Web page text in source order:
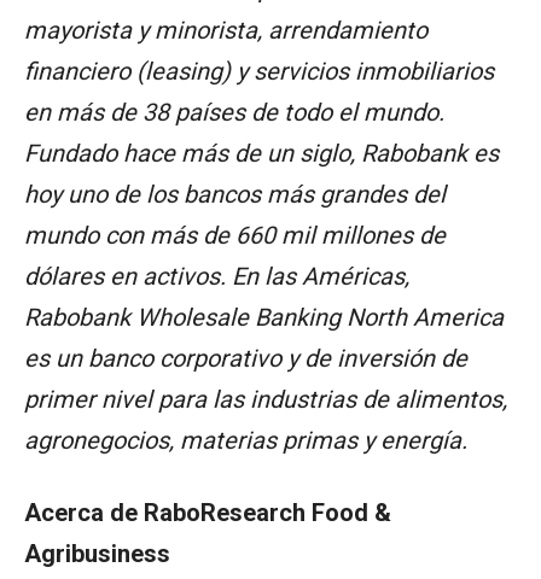
mayorista y minorista, arrendamiento
financiero (leasing) y servicios inmobiliarios
en más de 38 países de todo el mundo.
Fundado hace más de un siglo, Rabobank es
hoy uno de los bancos más grandes del
mundo con más de 660 mil millones de
dólares en activos. En las Américas,
Rabobank Wholesale Banking North America
es un banco corporativo y de inversión de
primer nivel para las industrias de alimentos,
agronegocios, materias primas y energía.
Acerca de RaboResearch Food &
Agribusiness